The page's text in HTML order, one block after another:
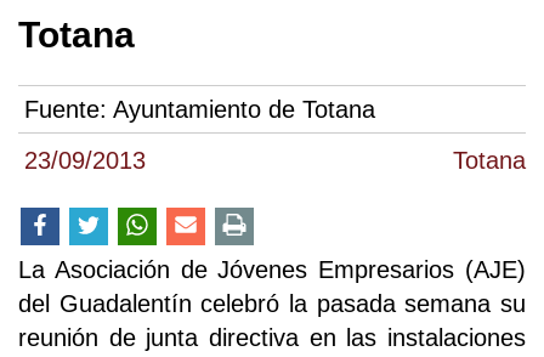
23/09/2013 Totana
Totana
Fuente: Ayuntamiento de Totana
La Asociación de Jóvenes Empresarios (AJE)
del Guadalentín celebró la pasada semana su
reunión de junta directiva en las instalaciones